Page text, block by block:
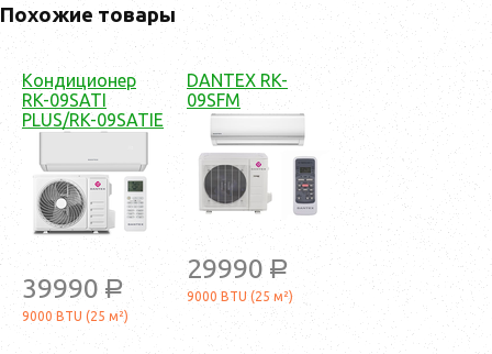
Похожие товары
Кондиционер
RK-09SATI
PLUS/RK-09SATIE
39990 a
9000 BTU (25 м²)
DANTEX RK-
09SFM
29990 a
9000 BTU (25 м²)